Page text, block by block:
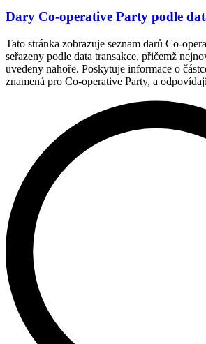
Dary Co-operative Party podle
Tato stránka zobrazuje seznam darů Co-
seřazeny podle data transakce, přičemž
uvedeny nahoře. Poskytuje informace o
znamená pro Co-operative Party, a